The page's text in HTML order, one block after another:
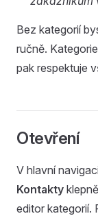
Bez kategorií
ručně.
pak respektuje
Otevření
V hlavní
Kontakty
editor kategorií.